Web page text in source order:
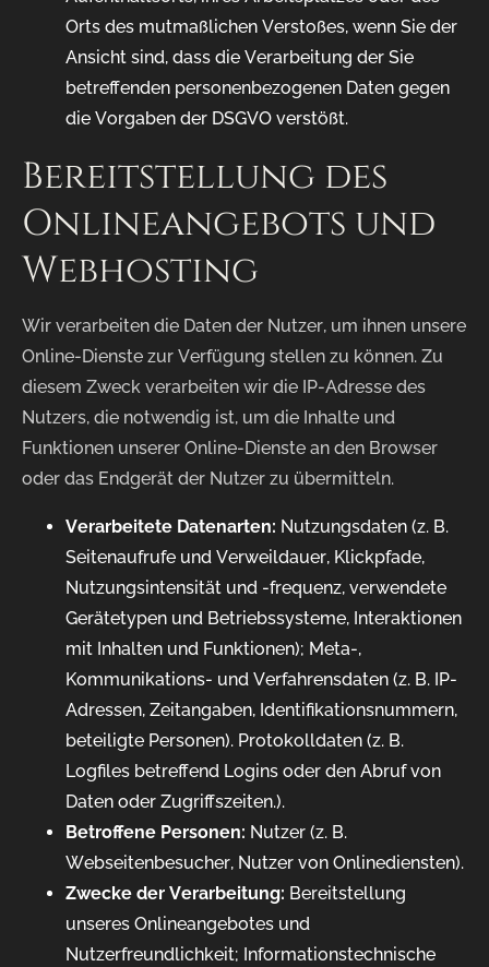
Orts des mutmaßlichen Verstoßes, wenn Sie der
Ansicht sind, dass die Verarbeitung der Sie
betreffenden personenbezogenen Daten gegen
die Vorgaben der DSGVO verstößt.
Bereitstellung des
Onlineangebots und
Webhosting
Wir verarbeiten die Daten der Nutzer, um ihnen unsere
Online-Dienste zur Verfügung stellen zu können. Zu
diesem Zweck verarbeiten wir die IP-Adresse des
Nutzers, die notwendig ist, um die Inhalte und
Funktionen unserer Online-Dienste an den Browser
oder das Endgerät der Nutzer zu übermitteln.
Verarbeitete Datenarten: Nutzungsdaten (z. B.
Seitenaufrufe und Verweildauer, Klickpfade,
Nutzungsintensität und -frequenz, verwendete
Gerätetypen und Betriebssysteme, Interaktionen
mit Inhalten und Funktionen); Meta-,
Kommunikations- und Verfahrensdaten (z. B. IP-
Adressen, Zeitangaben, Identifikationsnummern,
beteiligte Personen). Protokolldaten (z. B.
Logfiles betreffend Logins oder den Abruf von
Daten oder Zugriffszeiten.).
Betroffene Personen: Nutzer (z. B.
Webseitenbesucher, Nutzer von Onlinediensten).
Zwecke der Verarbeitung: Bereitstellung
unseres Onlineangebotes und
Nutzerfreundlichkeit; Informationstechnische